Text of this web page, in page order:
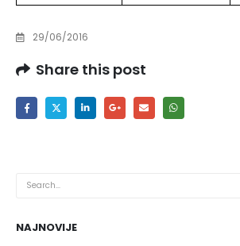
29/06/2016
Share this post
NAJNOVIJE